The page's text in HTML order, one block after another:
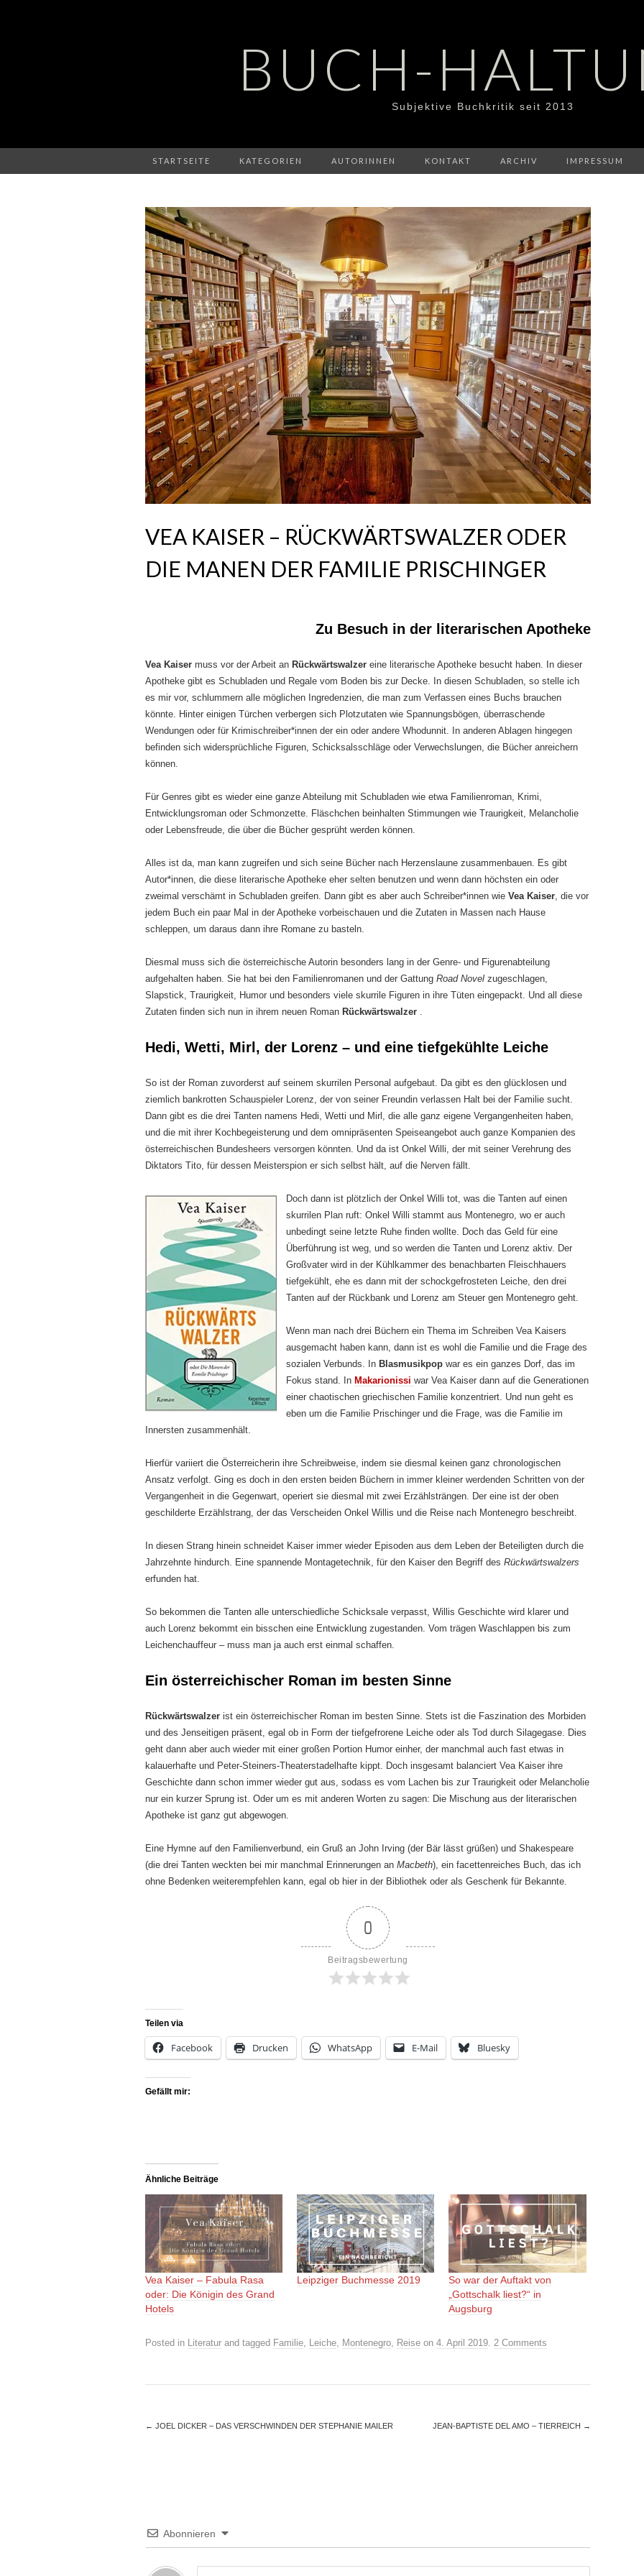
BUCH-
Subjektive Buchkritik seit 2013
STARTSEITE KATEGORIEN AUTORINNEN KONTAKT ARCHIV IMPRESSUM
VEA KAISER – RÜCKWÄRTSWALZER ODER
DIE MANEN DER FAMILIE PRISCHINGER
Zu Besuch in der literarischen Apotheke
Vea Kaiser muss vor der Arbeit an Rückwärtswalzer eine literarische Apotheke besucht haben. In dieser
Apotheke gibt es Schubladen und Regale vom Boden bis zur Decke. In diesen Schubladen, so stelle ich
es mir vor, schlummern alle möglichen Ingredenzien, die man zum Verfassen eines Buchs brauchen
könnte. Hinter einigen Türchen verbergen sich Plotzutaten wie Spannungsbögen, überraschende
Wendungen oder für Krimischreiber*innen der ein oder andere Whodunnit. In anderen Ablagen hingegen
befinden sich widersprüchliche Figuren, Schicksalsschläge oder Verwechslungen, die Bücher anreichern
können.
Für Genres gibt es wieder eine ganze Abteilung mit Schubladen wie etwa Familienroman, Krimi,
Entwicklungsroman oder Schmonzette. Fläschchen beinhalten Stimmungen wie Traurigkeit, Melancholie
oder Lebensfreude, die über die Bücher gesprüht werden können.
Alles ist da, man kann zugreifen und sich seine Bücher nach Herzenslaune zusammenbauen. Es gibt
Autor*innen, die diese literarische Apotheke eher selten benutzen und wenn dann höchsten ein oder
zweimal verschämt in Schubladen greifen. Dann gibt es aber auch Schreiber*innen wie Vea Kaiser, die vor
jedem Buch ein paar Mal in der Apotheke vorbeischauen und die Zutaten in Massen nach Hause
schleppen, um daraus dann ihre Romane zu basteln.
Diesmal muss sich die österreichische Autorin besonders lang in der Genre- und Figurenabteilung
aufgehalten haben. Sie hat bei den Familienromanen und der Gattung Road Novel zugeschlagen,
Slapstick, Traurigkeit, Humor und besonders viele skurrile Figuren in ihre Tüten eingepackt. Und all diese
Zutaten finden sich nun in ihrem neuen Roman Rückwärtswalzer .
Hedi, Wetti, Mirl, der Lorenz – und eine tiefgekühlte Leiche
So ist der Roman zuvorderst auf seinem skurrilen Personal aufgebaut. Da gibt es den glücklosen und
ziemlich bankrotten Schauspieler Lorenz, der von seiner Freundin verlassen Halt bei der Familie sucht.
Dann gibt es die drei Tanten namens Hedi, Wetti und Mirl, die alle ganz eigene Vergangenheiten haben,
und die mit ihrer Kochbegeisterung und dem omnipräsenten Speiseangebot auch ganze Kompanien des
österreichischen Bundesheers versorgen könnten. Und da ist Onkel Willi, der mit seiner Verehrung des
Diktators Tito, für dessen Meisterspion er sich selbst hält, auf die Nerven fällt.
Doch dann ist plötzlich der Onkel Willi tot, was die Tanten auf einen
skurrilen Plan ruft: Onkel Willi stammt aus Montenegro, wo er auch
unbedingt seine letzte Ruhe finden wollte. Doch das Geld für eine
Überführung ist weg, und so werden die Tanten und Lorenz aktiv. Der
Großvater wird in der Kühlkammer des benachbarten Fleischhauers
tiefgekühlt, ehe es dann mit der schockgefrosteten Leiche, den drei
Tanten auf der Rückbank und Lorenz am Steuer gen Montenegro geht.
Wenn man nach drei Büchern ein Thema im Schreiben Vea Kaisers
ausgemacht haben kann, dann ist es wohl die Familie und die Frage des
sozialen Verbunds. In Blasmusikpop war es ein ganzes Dorf, das im
Fokus stand. In Makarionissi war Vea Kaiser dann auf die Generationen
einer chaotischen griechischen Familie konzentriert. Und nun geht es
eben um die Familie Prischinger und die Frage, was die Familie im
Innersten zusammenhält.
Hierfür variiert die Österreicherin ihre Schreibweise, indem sie diesmal keinen ganz chronologischen
Ansatz verfolgt. Ging es doch in den ersten beiden Büchern in immer kleiner werdenden Schritten von der
Vergangenheit in die Gegenwart, operiert sie diesmal mit zwei Erzählsträngen. Der eine ist der oben
geschilderte Erzählstrang, der das Verscheiden Onkel Willis und die Reise nach Montenegro beschreibt.
In diesen Strang hinein schneidet Kaiser immer wieder Episoden aus dem Leben der Beteiligten durch die
Jahrzehnte hindurch. Eine spannende Montagetechnik, für den Kaiser den Begriff des Rückwärtswalzers
erfunden hat.
So bekommen die Tanten alle unterschiedliche Schicksale verpasst, Willis Geschichte wird klarer und
auch Lorenz bekommt ein bisschen eine Entwicklung zugestanden. Vom trägen Waschlappen bis zum
Leichenchauffeur – muss man ja auch erst einmal schaffen.
Ein österreichischer Roman im besten Sinne
Rückwärtswalzer ist ein österreichischer Roman im besten Sinne. Stets ist die Faszination des Morbiden
und des Jenseitigen präsent, egal ob in Form der tiefgefrorene Leiche oder als Tod durch Silagegase. Dies
geht dann aber auch wieder mit einer großen Portion Humor einher, der manchmal auch fast etwas in
kalauerhafte und Peter-Steiners-Theaterstadelhafte kippt. Doch insgesamt balanciert Vea Kaiser ihre
Geschichte dann schon immer wieder gut aus, sodass es vom Lachen bis zur Traurigkeit oder Melancholie
nur ein kurzer Sprung ist. Oder um es mit anderen Worten zu sagen: Die Mischung aus der literarischen
Apotheke ist ganz gut abgewogen.
Eine Hymne auf den Familienverbund, ein Gruß an John Irving (der Bär lässt grüßen) und Shakespeare
(die drei Tanten weckten bei mir manchmal Erinnerungen an Macbeth), ein facettenreiches Buch, das ich
ohne Bedenken weiterempfehlen kann, egal ob hier in der Bibliothek oder als Geschenk für Bekannte.
0
Beitragsbewertung
Teilen via
Facebook Drucken WhatsApp E-Mail Bluesky
Gefällt mir:
Ähnliche Beiträge
Vea Kaiser – Fabula Rasa
oder: Die Königin des Grand
Hotels
Leipziger Buchmesse 2019
So war der Auftakt von
„Gottschalk liest?“ in
Augsburg
Posted in Literatur and tagged Familie, Leiche, Montenegro, Reise on 4. April 2019. 2 Comments
← JOEL DICKER – DAS VERSCHWINDEN DER STEPHANIE MAILER JEAN-BAPTISTE DEL AMO – TIERREICH →
Abonnieren